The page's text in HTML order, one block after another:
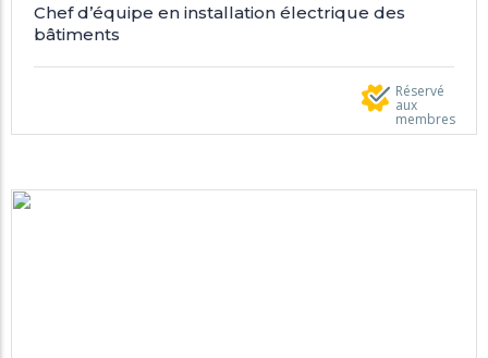
Chef d’équipe en installation électrique des
bâtiments
Réservé
aux
membres